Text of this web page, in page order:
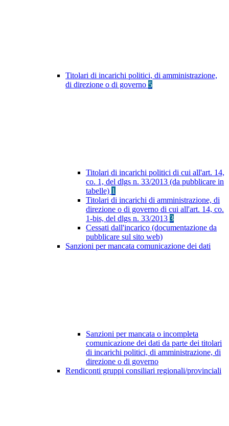
Titolari di incarichi politici, di amministrazione,
di direzione o di governo 5
Titolari di incarichi politici di cui all'art. 14,
co. 1, del dlgs n. 33/2013 (da pubblicare in
tabelle) 1
Titolari di incarichi di amministrazione, di
direzione o di governo di cui all'art. 14, co.
1-bis, del dlgs n. 33/2013 3
Cessati dall'incarico (documentazione da
pubblicare sul sito web)
Sanzioni per mancata comunicazione dei dati
Sanzioni per mancata o incompleta
comunicazione dei dati da parte dei titolari
di incarichi politici, di amministrazione, di
direzione o di governo
Rendiconti gruppi consiliari regionali/provinciali